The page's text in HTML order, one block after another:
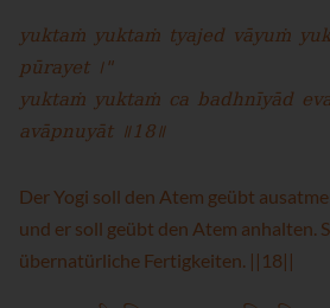
yuktaṁ yuktaṁ tyajed vāyuṁ
pūrayet ।"
yuktaṁ yuktaṁ ca badhnīyād
avāpnuyāt ॥18॥
Der Yogi soll den Atem geübt
und er soll geübt den Atem anhalten.
übernatürliche Fertigkeiten. ||18||